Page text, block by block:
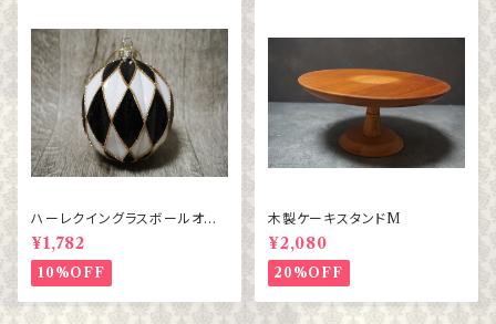
ハーレクイングラスボールオー
ナメント BL/WH ダイヤ
¥1,782
10%OFF
木製ケーキスタンドM
¥2,080
20%OFF